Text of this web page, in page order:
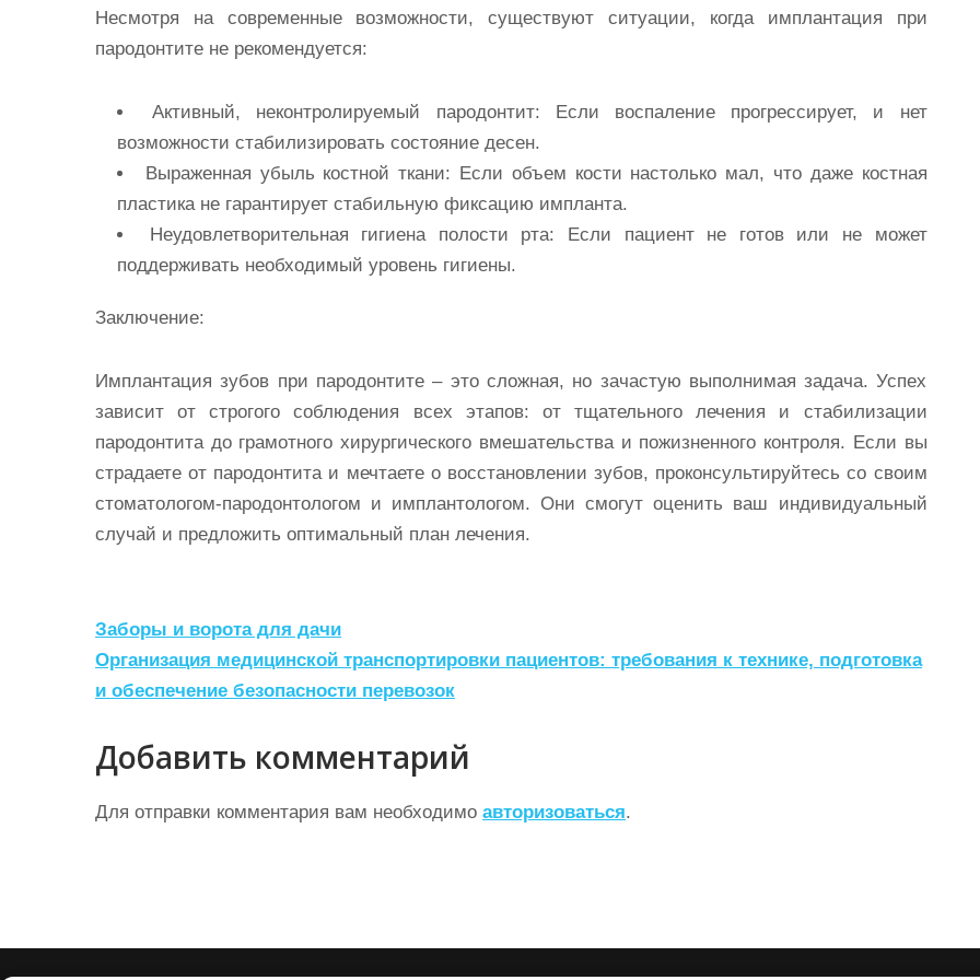
Несмотря на современные возможности, существуют ситуации, когда имплантация при
пародонтите не рекомендуется:
Активный, неконтролируемый пародонтит: Если воспаление прогрессирует, и нет
возможности стабилизировать состояние десен.
Выраженная убыль костной ткани: Если объем кости настолько мал, что даже костная
пластика не гарантирует стабильную фиксацию импланта.
Неудовлетворительная гигиена полости рта: Если пациент не готов или не может
поддерживать необходимый уровень гигиены.
Заключение:
Имплантация зубов при пародонтите – это сложная, но зачастую выполнимая задача. Успех
зависит от строгого соблюдения всех этапов: от тщательного лечения и стабилизации
пародонтита до грамотного хирургического вмешательства и пожизненного контроля. Если вы
страдаете от пародонтита и мечтаете о восстановлении зубов, проконсультируйтесь со своим
стоматологом-пародонтологом и имплантологом. Они смогут оценить ваш индивидуальный
случай и предложить оптимальный план лечения.
Н
а
в
и
г
а
п
Заборы и ворота для дачи
Организация медицинской транспортировки пациентов: требования к технике, подготовка
и обеспечение безопасности перевозок
Добавить комментарий
Для отправки комментария вам необходимо авторизоваться.